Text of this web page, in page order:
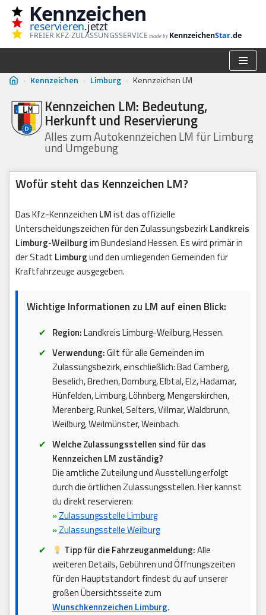
Zum
Inhalt
Kennzeichen
reservieren.jetzt
FREIER KFZ-ZULASSUNGSSERVICE made by KennzeichenStar.de
› Kennzeichen › Limburg › Kennzeichen LM
Kennzeichen LM: Bedeutung,
Herkunft und Reservierung
Alles zum Autokennzeichen LM für Limburg
und Umgebung
Wofür steht das Kennzeichen LM?
Das Kfz-Kennzeichen LMist das offizielle
Unterscheidungszeichen für den ZulassungsbezirkLandkreis
Limburg-Weilburgim Bundesland Hessen. Es wird primär in
der Stadt Limburgund den umliegenden Gemeinden für
Kraftfahrzeuge ausgegeben.
Wichtige Informationen zu LM auf einen Blick:
Region:Landkreis Limburg-Weilburg, Hessen.
Verwendung:Gilt für alle Gemeinden im
Zulassungsbezirk, einschließlich: Bad Camberg,
Beselich, Brechen, Dornburg, Elbtal, Elz, Hadamar,
Hünfelden, Limburg, Löhnberg, Mengerskirchen,
Merenberg, Runkel, Selters, Villmar, Waldbrunn,
Weilburg, Weilmünster, Weinbach.
Welche Zulassungsstellen sind für das
Kennzeichen LM zuständig?
Die amtliche Zuteilung und Ausstellung erfolgt
durch die örtlichen Zulassungsstellen. Hier kannst
du direkt reservieren:
»Zulassungsstelle Limburg
»Zulassungsstelle Weilburg
Tipp für die Fahrzeuganmeldung:Alle
weiteren Details, Gebühren und Öffnungszeiten
für den Hauptstandort findest du auf unserer
großen Übersichtsseite zum
Wunschkennzeichen Limburg.